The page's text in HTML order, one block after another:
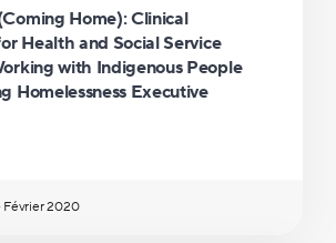
Home): Clinical
Health and Social Service
with Indigenous People
Homelessness Executive
Février2020